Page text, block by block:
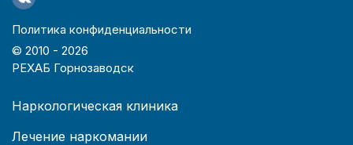
Политика конфиденциальности
© 2010 - 2026
РЕХАБ Горнозаводск
Наркологическая клиника
Лечение наркомании